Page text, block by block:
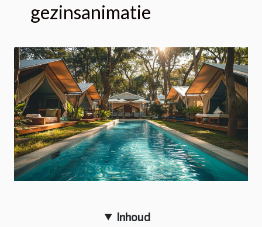
gezinsanimatie
Inhoud